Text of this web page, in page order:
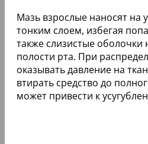
Мазь взрослые наносят на
тонким слоем, избегая
также слизистые оболочки
полости рта. При
оказывать давление на
втирать средство до
может привести к